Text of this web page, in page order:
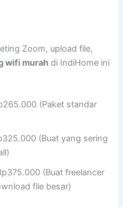
Zoom, upload file,
wifi murah di IndiHome ini
(Paket standar
(Buat yang sering
(Buat freelancer
file besar)